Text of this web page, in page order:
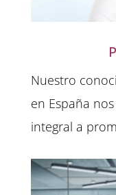
Nuestro
en España
integral a